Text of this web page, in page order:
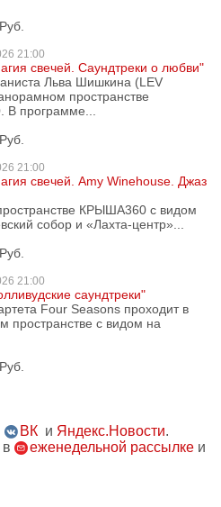
21:00
свечей. Саундтреки о любви"
Льва Шишкина (LEV
пространстве
программе...
21:00
свечей. Amy Winehouse. Джаз
КРЫША360 с видом
собор и «Лахта-центр»...
21:00
саундтреки"
Four Seasons проходит в
пространстве с видом на
ВК и Яндекс.Новости.
еженедельной рассылке и